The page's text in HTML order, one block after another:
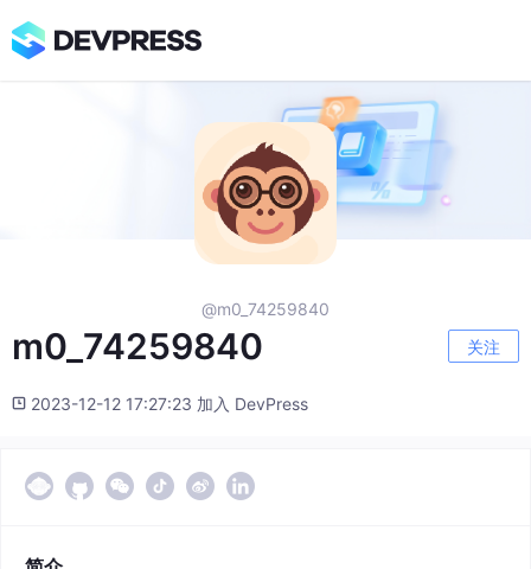
@m0_74259840
m0_74259840 关注
2023-12-12 17:27:23 加入 DevPress